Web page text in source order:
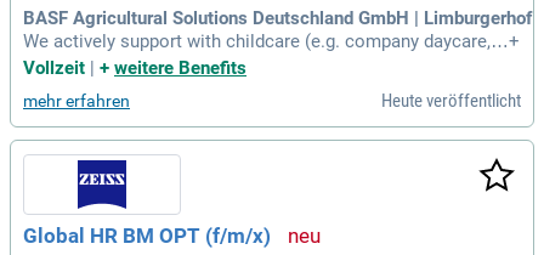
BASF Agricultural Solutions Deutschland GmbH | Limburgerhof
We actively support with childcare (e.g. company daycare, h
oliday programmes) and provide a fitness and health studio
ealth.
+
Vollzeit | + weitere Benefits
mehr erfahren Heute veröffentlicht
Global HR BM OPT (f/m/x)